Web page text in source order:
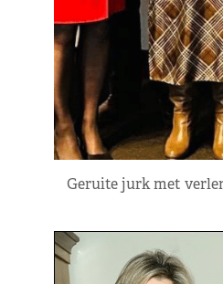
Geruite jurk met